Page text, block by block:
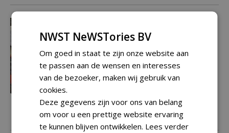
Het is een goede gewoonte dat vakblad
jaar zijn traditionele nieuwjaardiner
organiseert, inmiddels al voor de
zevende keer. Dit jaar waren wij te gast
Standdaarbuiten. Het thema van 2017:
wie de jeugd heeft, heeft de toekomst.
01-12-2017
10 sec
NWST NeWSTories BV
Om goed in staat te zijn onze website aan
te passen aan de wensen en interesses
van de bezoeker, maken wij gebruik van
cookies.
Deze gegevens zijn voor ons van belang
om voor u een prettige website ervaring
te kunnen blijven ontwikkelen. Lees verder